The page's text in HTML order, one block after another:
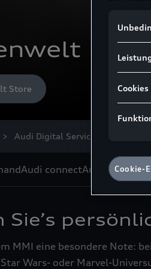
Store
Audi Digital Services
Audi connectAudi Image
Sie’s
MMI eine besondere Note:
Wars- oder Marvel-
und
Ireland
kein der
Hieraus
stimmen
Daten in
Hinweis
von uns
sofern Sie
KG,
Cookie-